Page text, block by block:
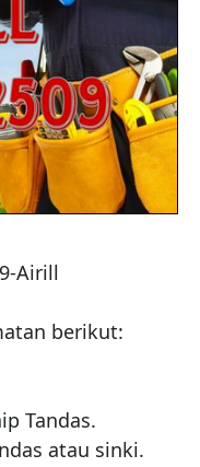
Airill
berikut:
Tandas.
atau sinki.